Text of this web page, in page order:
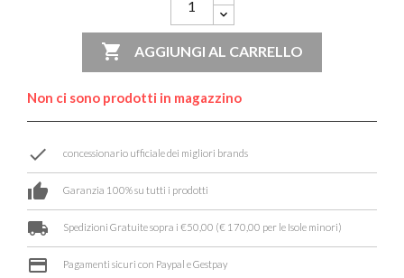
 AGGIUNGI AL CARRELLO
Non ci sono prodotti in magazzino
done concessionario ufficiale dei migliori brands
thumb_up Garanzia 100% su tutti i prodotti
local_shipping Spedizioni Gratuite sopra i €50,00 (€ 170,00 per le Isole minori)
credit_card Pagamenti sicuri con Paypal e Gestpay